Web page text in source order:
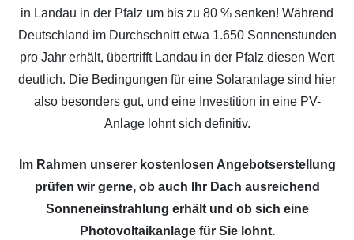
in Landau in der Pfalz um bis zu 80 % senken! Während
Deutschland im Durchschnitt etwa 1.650 Sonnenstunden
pro Jahr erhält, übertrifft Landau in der Pfalz diesen Wert
deutlich. Die Bedingungen für eine Solaranlage sind hier
also besonders gut, und eine Investition in eine PV-
Anlage lohnt sich definitiv.
Im Rahmen unserer kostenlosen Angebotserstellung
prüfen wir gerne, ob auch Ihr Dach ausreichend
Sonneneinstrahlung erhält und ob sich eine
Photovoltaikanlage für Sie lohnt.